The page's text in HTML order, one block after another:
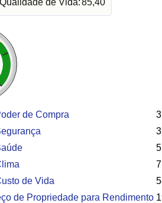
de Vida:85,40
de Compra
de Vida
de Propriedade para Rendimento